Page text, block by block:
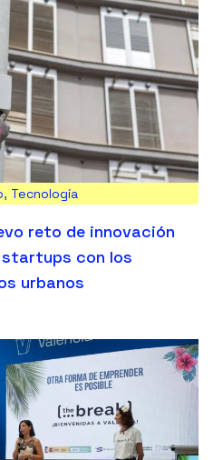
, Tecnología
reto de innovación
con los
urbanos